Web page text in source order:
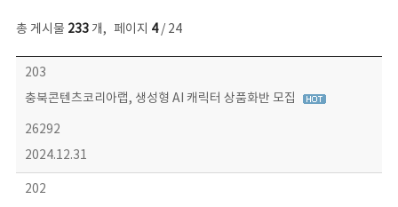
총 게시물 233개, 페이지 4/ 24
보도자료 목록 - 번호, 제목, 작성자, 파일, 조회수, 작성일 정보 제공
203
충북콘텐츠코리아랩, 생성형 AI 캐릭터 상품화반 모집
26292
2024.12.31
202